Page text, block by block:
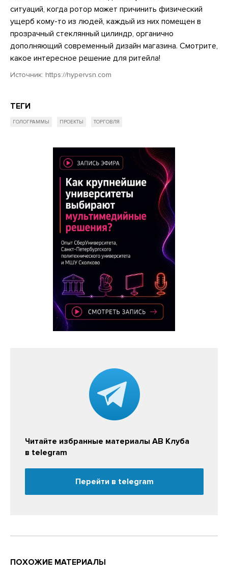
ситуаций, когда ротор может причинить физический
ущерб кому-то из людей, каждый из них помещен в
прозрачный стеклянный цилиндр, органично
дополняющий современный дизайн магазина. Смотрите,
какое интересное решение для ритейла!
Источник: https://hypervsn.com
ТЕГИ
ГОЛОГРАММЫ ПРОЕКТЫ ТОРГОВЛЯ
Читайте избранные материалы АВ Клуба
в telegram
Перейти в telegram
ПОХОЖИЕ МАТЕРИАЛЫ